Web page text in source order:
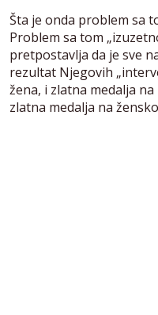
Šta je onda problem sa
Problem sa tom
pretpostavlja da je sve
rezultat Njegovih
žena, i zlatna medalja
zlatna medalja na